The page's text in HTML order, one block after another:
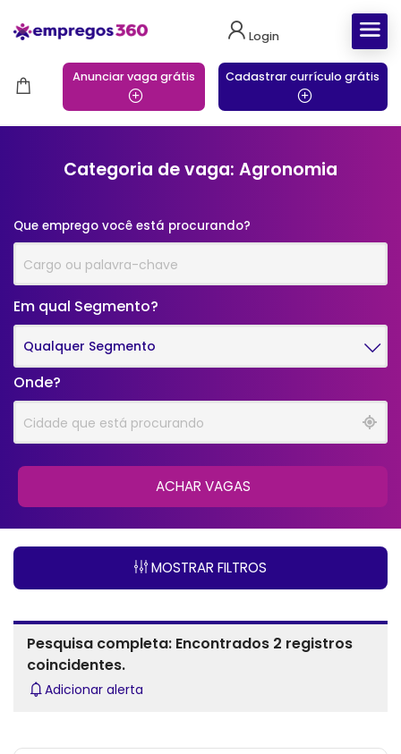
Login
Anunciar vaga grátis Cadastrar currículo grátis
Categoria de vaga: Agronomia
Que emprego você está procurando?
Onde?
Em qual Segmento?
Qualquer Segmento
ACHAR VAGAS
MOSTRAR FILTROS
Pesquisa completa: Encontrados 2 registros
coincidentes.
Adicionar alerta